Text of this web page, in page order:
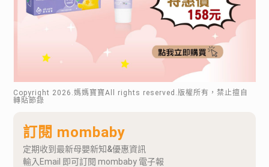
Copyright 2026 .媽媽寶寶All rights reserved.版權所有，禁止擅自
轉貼節錄
訂閱 mombaby
定期收到最新母嬰新知&優惠資訊
輸入Email 即可訂閱 mombaby 電子報